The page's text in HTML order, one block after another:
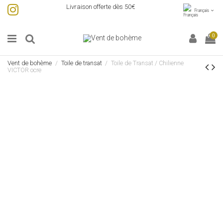
Livraison offerte dès 50€
Français
0
Vent de bohème Toile de transat
Toile de Transat / Chilienne
VICTOR ocre